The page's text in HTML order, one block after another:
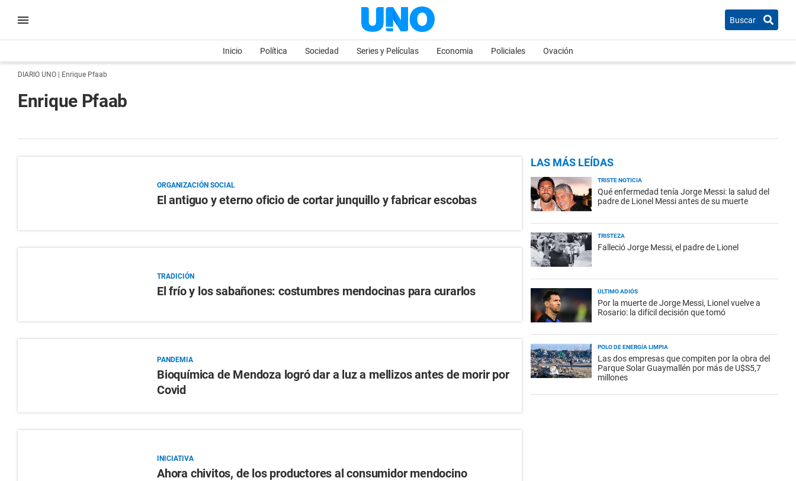
Buscar
Inicio Política Sociedad Series y Películas Economia Policiales Ovación
DIARIO UNO | Enrique Pfaab
Enrique Pfaab
ORGANIZACIÓN SOCIAL
El antiguo y eterno oficio de cortar junquillo y fabricar escobas
TRADICIÓN
El frío y los sabañones: costumbres mendocinas para curarlos
PANDEMIA
Bioquímica de Mendoza logró dar a luz a mellizos antes de morir por
Covid
INICIATIVA
Ahora chivitos, de los productores al consumidor mendocino
LAS MÁS LEÍDAS
TRISTE NOTICIA
Qué enfermedad tenía Jorge Messi: la salud del
padre de Lionel Messi antes de su muerte
TRISTEZA
Falleció Jorge Messi, el padre de Lionel
ÚLTIMO ADIÓS
Por la muerte de Jorge Messi, Lionel vuelve a
Rosario: la difícil decisión que tomó
POLO DE ENERGÍA LIMPIA
Las dos empresas que compiten por la obra del
Parque Solar Guaymallén por más de U$S5,7
millones